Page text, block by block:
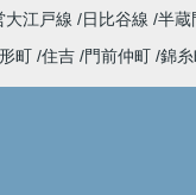
大江戸線 日比谷線 半蔵
町 住吉 門前仲町 錦